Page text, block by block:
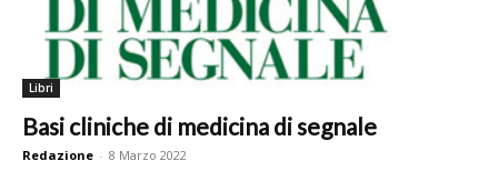
Libri
Basi cliniche di medicina di segnale
Redazione - 8 Marzo 2022